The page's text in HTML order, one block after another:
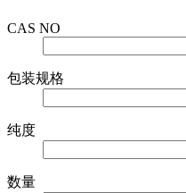
CAS NO
包装规格
纯度
数量